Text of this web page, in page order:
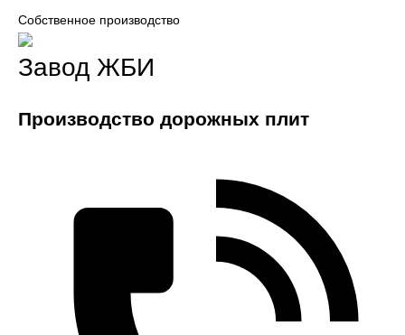
Собственное производство
Завод ЖБИ
Производство дорожных плит